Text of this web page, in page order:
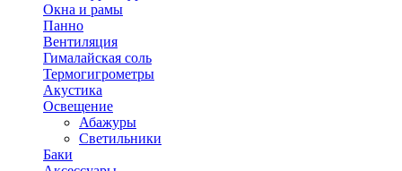
Окна и рамы
Панно
Вентиляция
Гималайская соль
Термогигрометры
Акустика
Освещение
Абажуры
Светильники
Баки